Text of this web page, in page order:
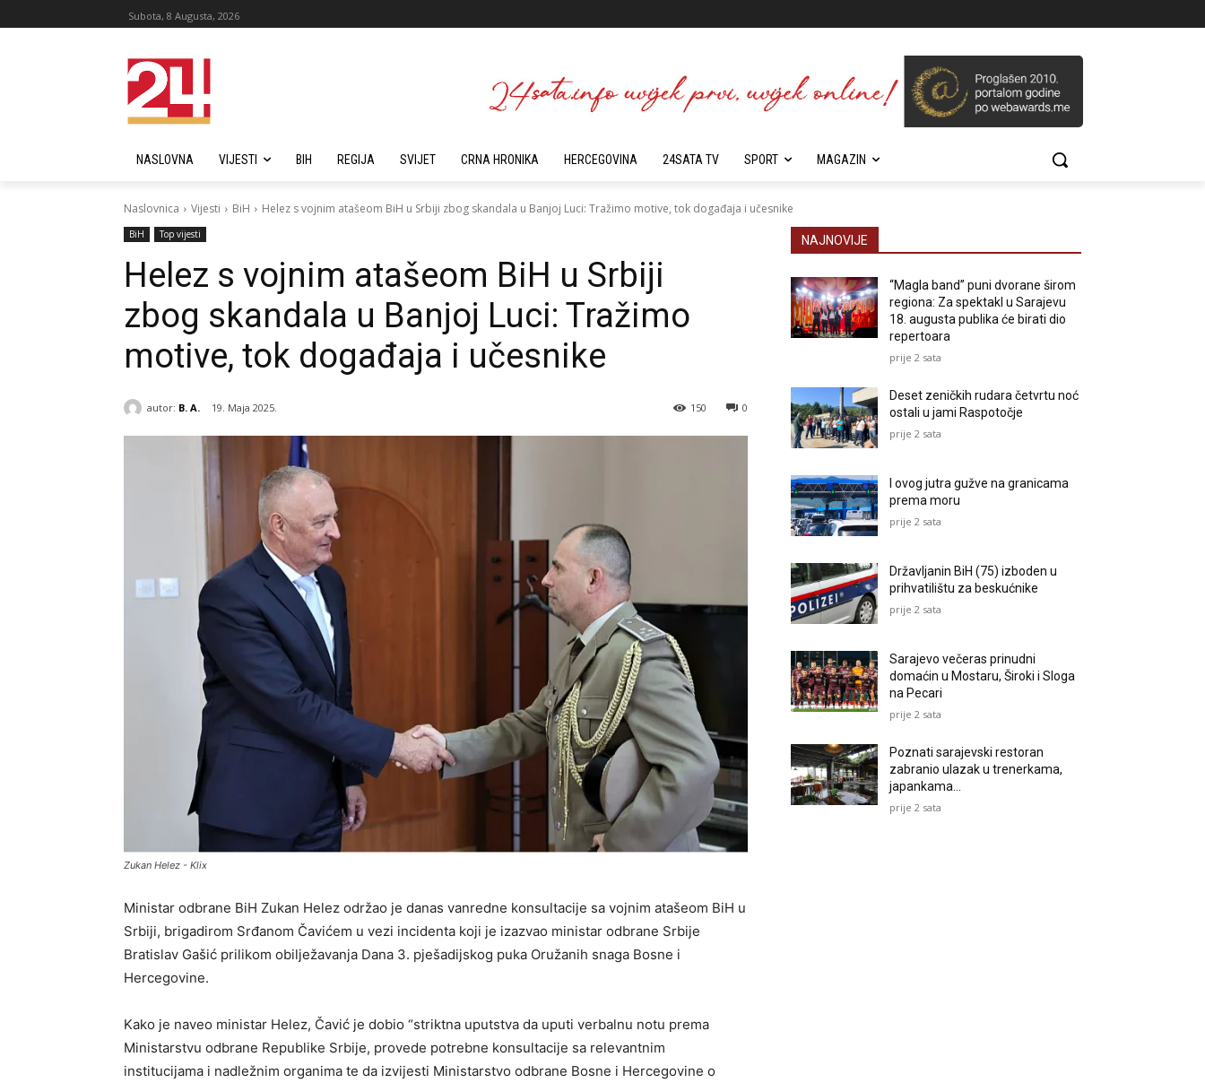
Subota, 8 Augusta, 2026
NASLOVNA VIJESTI BIH REGIJA SVIJET CRNA HRONIKA HERCEGOVINA 24SATA TV SPORT MAGAZIN
Naslovnica Vijesti BiH Helez s vojnim atašeom BiH u Srbiji zbog skandala u Banjoj Luci: Tražimo motive, tok događaja i učesnike
BiH Top vijesti
Helez s vojnim atašeom BiH u Srbiji
zbog skandala u Banjoj Luci: Tražimo
motive, tok događaja i učesnike
autor: B. A. 19. Maja 2025. 0
150
Zukan Helez - Klix
Ministar odbrane BiH Zukan Helez održao je danas vanredne konsultacije sa vojnim atašeom BiH u
Srbiji, brigadirom Srđanom Čavićem u vezi incidenta koji je izazvao ministar odbrane Srbije
Bratislav Gašić prilikom obilježavanja Dana 3. pješadijskog puka Oružanih snaga Bosne i
Hercegovine.
Kako je naveo ministar Helez, Čavić je dobio “striktna uputstva da uputi verbalnu notu prema
Ministarstvu odbrane Republike Srbije, provede potrebne konsultacije sa relevantnim
institucijama i nadležnim organima te da izvijesti Ministarstvo odbrane Bosne i Hercegovine o
NAJNOVIJE
“Magla band” puni dvorane širom
regiona: Za spektakl u Sarajevu
18. augusta publika će birati dio
repertoara
prije 2 sata
Deset zeničkih rudara četvrtu noć
ostali u jami Raspotočje
prije 2 sata
I ovog jutra gužve na granicama
prema moru
prije 2 sata
Državljanin BiH (75) izboden u
prihvatilištu za beskućnike
prije 2 sata
Sarajevo večeras prinudni
domaćin u Mostaru, Široki i Sloga
na Pecari
prije 2 sata
Poznati sarajevski restoran
zabranio ulazak u trenerkama,
japankama…
prije 2 sata